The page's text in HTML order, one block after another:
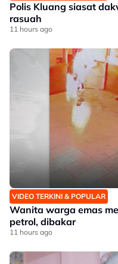
Polis Kluang siasat
rasuah
11 hours ago
VIDEO TERKINI & POPULAR
Wanita warga emas
petrol, dibakar
11 hours ago